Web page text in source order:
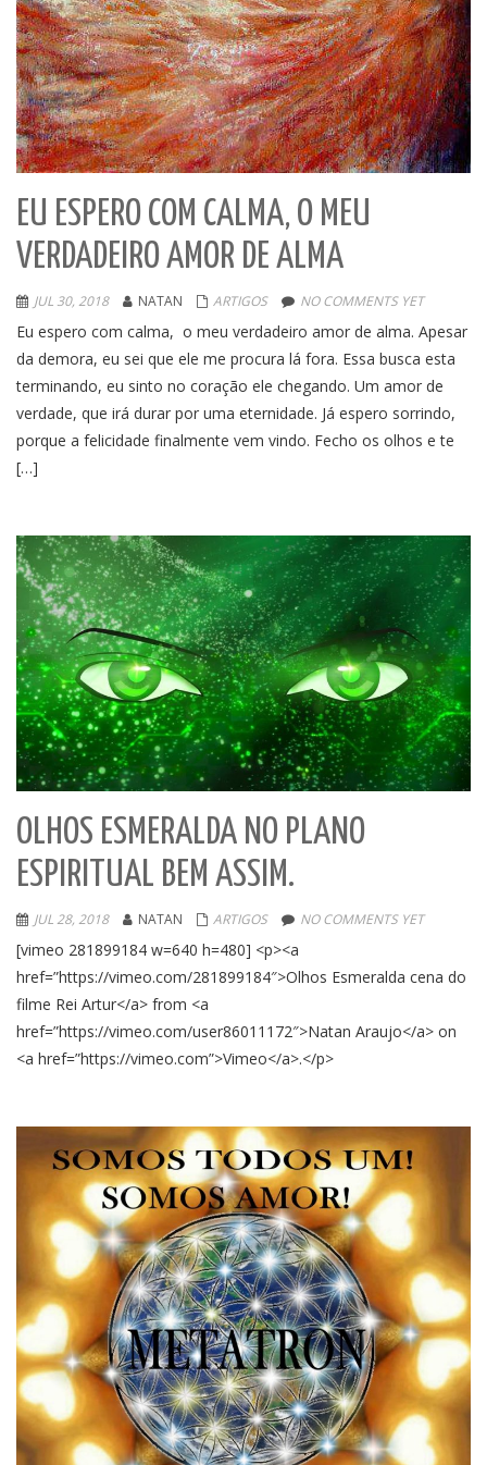
EU ESPERO COM CALMA, O MEU
VERDADEIRO AMOR DE ALMA
JUL 30, 2018 NATAN ARTIGOS NO COMMENTS YET
Eu espero com calma, o meu verdadeiro amor de alma. Apesar
da demora, eu sei que ele me procura lá fora. Essa busca esta
terminando, eu sinto no coração ele chegando. Um amor de
verdade, que irá durar por uma eternidade. Já espero sorrindo,
porque a felicidade finalmente vem vindo. Fecho os olhos e te
[…]
OLHOS ESMERALDA NO PLANO
ESPIRITUAL BEM ASSIM.
JUL 28, 2018 NATAN ARTIGOS NO COMMENTS YET
[vimeo 281899184 w=640 h=480] <p><a
href=”https://vimeo.com/281899184″>Olhos Esmeralda cena do
filme Rei Artur</a> from <a
href=”https://vimeo.com/user86011172″>Natan Araujo</a> on
<a href=”https://vimeo.com”>Vimeo</a>.</p>